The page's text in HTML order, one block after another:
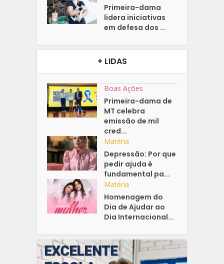
Primeira-dama
lidera iniciativas
em defesa dos ...
+ LIDAS
Boas Ações
Primeira-dama de
MT celebra
emissão de mil
cred...
Matéria
Depressão: Por que
pedir ajuda é
fundamental pa...
Matéria
Homenagem do
Dia de Ajudar ao
Dia Internacional...